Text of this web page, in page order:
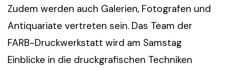
Zudem werden auch Galerien, Fotografen und
Antiquariate vertreten sein. Das Team der
FARB-Druckwerkstatt wird am Samstag
Einblicke in die druckgrafischen Techniken